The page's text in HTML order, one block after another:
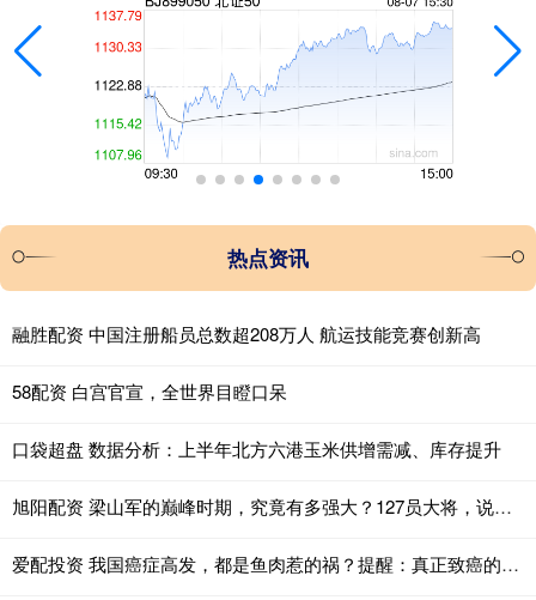
热点资讯
融胜配资 中国注册船员总数超208万人 航运技能竞赛创新高
58配资 白宫官宣，全世界目瞪口呆
口袋超盘 数据分析：上半年北方六港玉米供增需减、库存提升
旭阳配资 梁山军的巅峰时期，究竟有多强大？127员大将，说出来你别质疑_宋江_王伦_朝廷
爱配投资 我国癌症高发，都是鱼肉惹的祸？提醒：真正致癌的是这3种鱼